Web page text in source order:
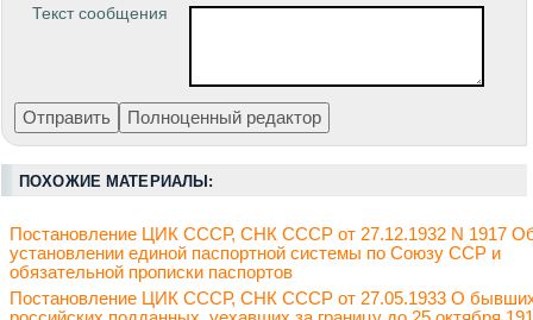
Текст сообщения
ПОХОЖИЕ МАТЕРИАЛЫ:
Постановление ЦИК СССР, СНК СССР от 27.12.1932 N 1917
установлении единой паспортной системы по Союзу ССР и
обязательной прописки паспортов
Постановление ЦИК СССР, СНК СССР от 27.05.1933 О